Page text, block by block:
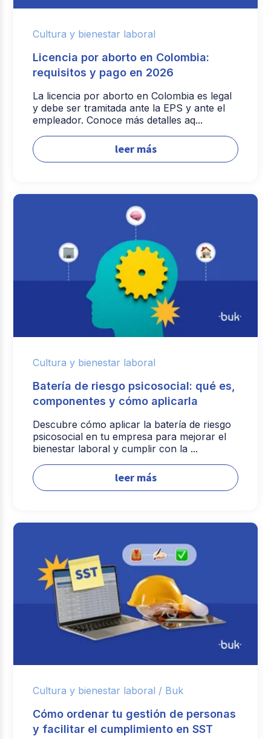
Cultura y bienestar laboral
Licencia por aborto en Colombia:
requisitos y pago en 2026
La licencia por aborto en Colombia es legal
y debe ser tramitada ante la EPS y ante el
empleador. Conoce más detalles aq...
leer más
Cultura y bienestar laboral
Batería de riesgo psicosocial: qué es,
componentes y cómo aplicarla
Descubre cómo aplicar la batería de riesgo
psicosocial en tu empresa para mejorar el
bienestar laboral y cumplir con la ...
leer más
Cultura y bienestar laboral / Buk
Cómo ordenar tu gestión de personas
y facilitar el cumplimiento en SST